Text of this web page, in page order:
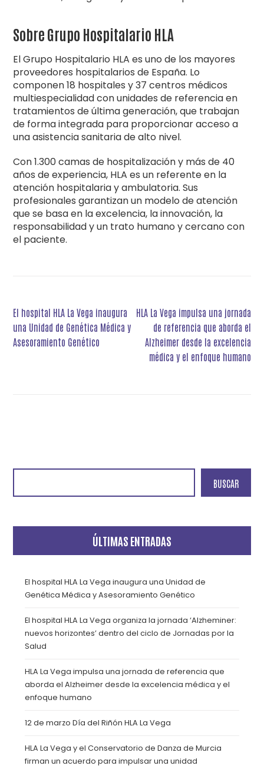
Sobre Grupo Hospitalario HLA
El Grupo Hospitalario HLA es uno de los mayores
proveedores hospitalarios de España. Lo
componen 18 hospitales y 37 centros médicos
multiespecialidad con unidades de referencia en
tratamientos de última generación, que trabajan
de forma integrada para proporcionar acceso a
una asistencia sanitaria de alto nivel.
Con 1.300 camas de hospitalización y más de 40
años de experiencia, HLA es un referente en la
atención hospitalaria y ambulatoria. Sus
profesionales garantizan un modelo de atención
que se basa en la excelencia, la innovación, la
responsabilidad y un trato humano y cercano con
el paciente.
Navegación
de
entradas
El hospital HLA La Vega inaugura
una Unidad de Genética Médica y
Asesoramiento Genético
HLA La Vega impulsa una jornada
de referencia que aborda el
Alzheimer desde la excelencia
médica y el enfoque humano
BUSCAR
ÚLTIMAS ENTRADAS
El hospital HLA La Vega inaugura una Unidad de
Genética Médica y Asesoramiento Genético
El hospital HLA La Vega organiza la jornada ‘Alzheminer:
nuevos horizontes’ dentro del ciclo de Jornadas por la
Salud
HLA La Vega impulsa una jornada de referencia que
aborda el Alzheimer desde la excelencia médica y el
enfoque humano
12 de marzo Día del Riñón HLA La Vega
HLA La Vega y el Conservatorio de Danza de Murcia
firman un acuerdo para impulsar una unidad